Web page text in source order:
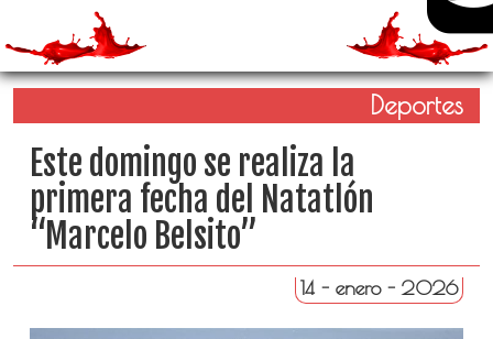
Deportes
Este domingo se realiza la
primera fecha del Natatlón
“Marcelo Belsito”
14 - enero - 2026